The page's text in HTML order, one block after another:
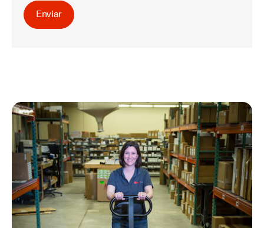
Enviar